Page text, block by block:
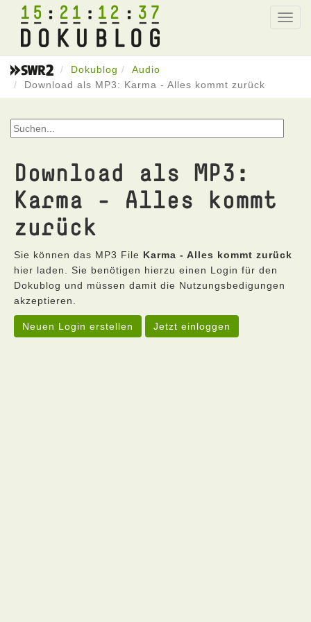
15 21 12 37
Dokublog
Audio
Download als MP3: Karma - Alles kommt zurück
Download als MP3:
Karma - Alles kommt
zurück
Sie können das MP3 File Karma - Alles kommt zurück
hier laden. Sie benötigen hierzu einen Login für den
Dokublog und müssen damit die Nutzungsbedigungen
akzeptieren.
Neuen Login erstellen Jetzt einloggen